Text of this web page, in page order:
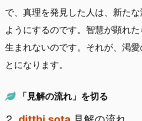
で、真理を発見した人は、新た
ようにするのです。智慧が顕れ
生まれないのです。それが、渇愛
とになります。
「見解の流れ」を切る